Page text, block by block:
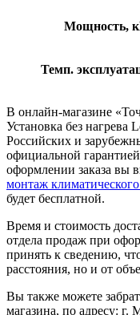
Мощность,
Темп.
В онлайн-магазине
Установка без нагрева
Российских и
официальной
оформлении заказа вы
монтаж
будет бесплатной.
Время и стоимость
отдела продаж при
принять к сведению,
расстояния, но и от
Вы также можете
магазина, по адресу: